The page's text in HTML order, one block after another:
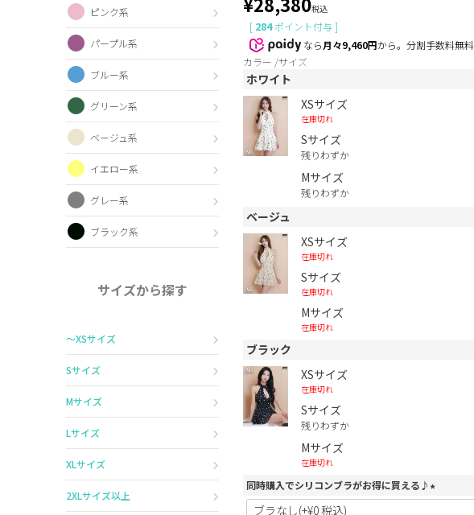
ピンク系
パープル系
ブルー系
グリーン系
ベージュ系
イエロー系
グレー系
ブラック系
サイズから探す
〜XSサイズ
Sサイズ
Mサイズ
Lサイズ
XLサイズ
2XLサイズ以上
税込
[ 284ポイント付与 ]
なら月々9,460円から。分割手数料無料
カラー サイズ
ホワイト
XSサイズ
在庫切れ
Sサイズ
残りわずか
Mサイズ
残りわずか
ベージュ
XSサイズ
在庫切れ
Sサイズ
在庫切れ
Mサイズ
在庫切れ
ブラック
XSサイズ
在庫切れ
Sサイズ
残りわずか
Mサイズ
在庫切れ
同時購入でシリコンブラがお得に買える♪
(